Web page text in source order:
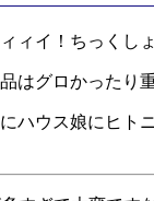
ィイ！ちっくし
はグロかったり
ハウス娘にヒ